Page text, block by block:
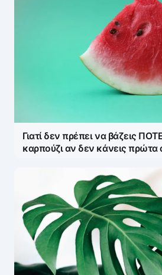
Save my name and e-mail in
next time I comment.
Γιατί δεν πρέπει να βάζεις
καρπούζι αν δεν κάνεις πρώτα